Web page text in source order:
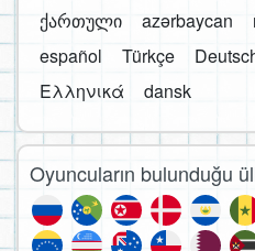
ქართული
azərbaycan
español
Türkçe
Ελληνικά
dansk
Oyuncuların bulunduğu